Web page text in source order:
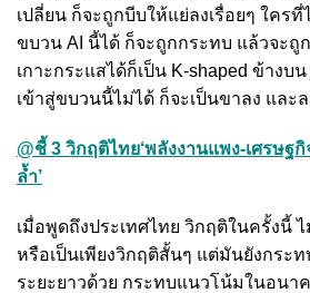
เปลี่ยน ก็จะถูกบีบให้แย่ลงเรื่อยๆ ใคร
ขบวน AI นี้ได้ ก็จะถูกกระทบ แล้วจะถูก
เกาะกระแสได้ก็เป็น K-shaped ข้างบ
เข้าสู่ขบวนนี้ไม่ได้ ก็จะเป็นขาลง และล
@ชี้ 3 วิกฤติไทย‘พลังงานแพง-เศรษฐ
ล้ำ’
เมื่อพูดถึงประเทศไทย วิกฤติในครั้งนี้
หรือเป็นเพียงวิกฤติสั้นๆ แต่มันยังกระ
ระยะยาวด้วย กระทบแนวโน้มในอนา